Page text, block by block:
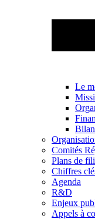
Le
Comités
Plans de
Chiffres
Agenda
R&D
Enjeux
Appels à